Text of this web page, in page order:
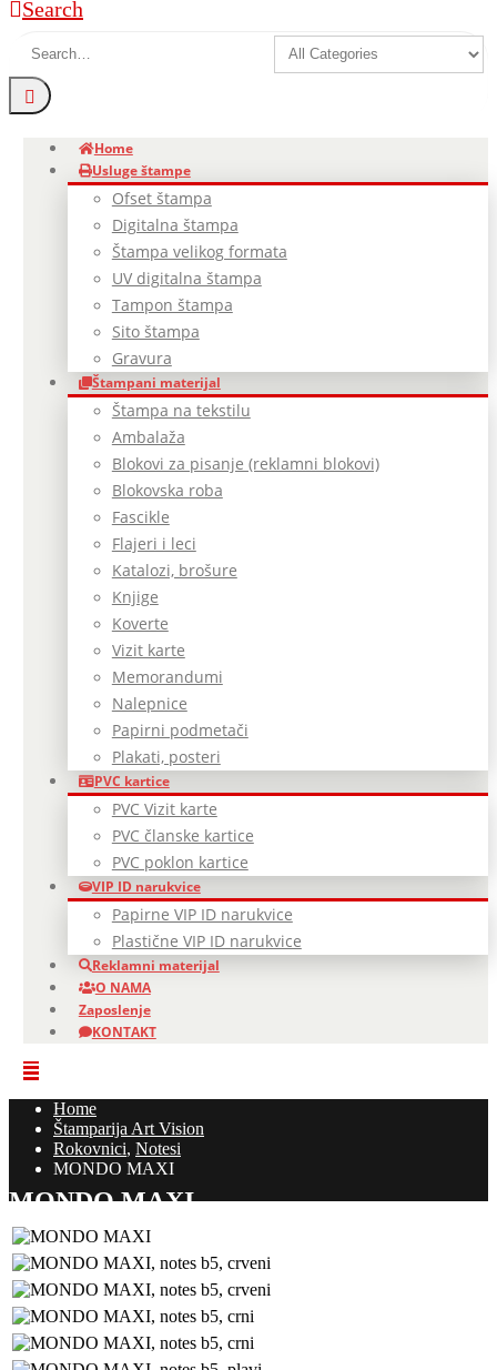
Search
Home
Usluge štampe
Ofset štampa
Digitalna štampa
Štampa velikog formata
UV digitalna štampa
Tampon štampa
Sito štampa
Gravura
Štampani materijal
Štampa na tekstilu
Ambalaža
Blokovi za pisanje (reklamni blokovi)
Blokovska roba
Fascikle
Flajeri i leci
Katalozi, brošure
Knjige
Koverte
Vizit karte
Memorandumi
Nalepnice
Papirni podmetači
Plakati, posteri
PVC kartice
PVC Vizit karte
PVC članske kartice
PVC poklon kartice
VIP ID narukvice
Papirne VIP ID narukvice
Plastične VIP ID narukvice
Reklamni materijal
O NAMA
Zaposlenje
KONTAKT
Home
Štamparija Art Vision
Rokovnici, Notesi
MONDO MAXI
MONDO MAXI